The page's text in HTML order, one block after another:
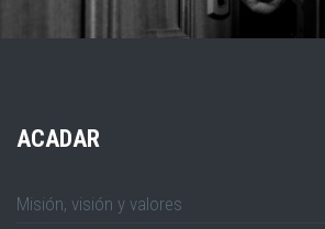
ACADAR
Misión, visión y valores